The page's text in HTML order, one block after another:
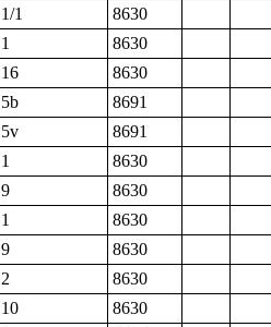
1/1
8630
1
8630
16
8630
5b
8691
5v
8691
1
8630
9
8630
1
8630
9
8630
2
8630
10
8630